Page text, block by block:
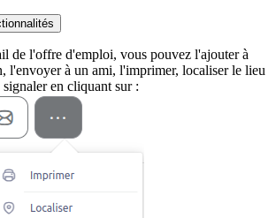
de l'offre d'emploi, vous pouvez l'ajouter à
l'envoyer à un ami, l'imprimer, localiser le lieu
en cliquant sur :